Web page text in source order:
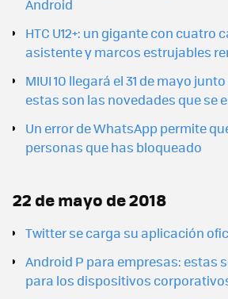
Android
HTC U12+: un gigante con cuatro
asistente y marcos estrujables
MIUI 10 llegará el 31 de mayo
estas son las novedades que se
Un error de WhatsApp permite
personas que has bloqueado
22 de mayo de 2018
Twitter se carga su aplicación
Android P para empresas: estas
para los dispositivos